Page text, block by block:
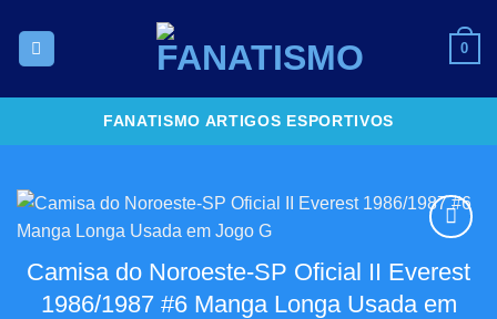
content
0
FANATISMO ARTIGOS ESPORTIVOS
Adicionar
aos
meus
Camisa do Noroeste-SP Oficial II Everest
1986/1987 #6 Manga Longa Usada em